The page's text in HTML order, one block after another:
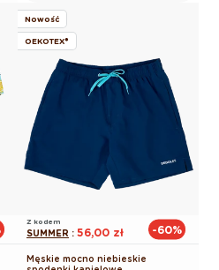
Nowość
OEKOTEX®
Z kodem
SUMMER : 56,00 zł -60%
Męskie mocno niebieskie